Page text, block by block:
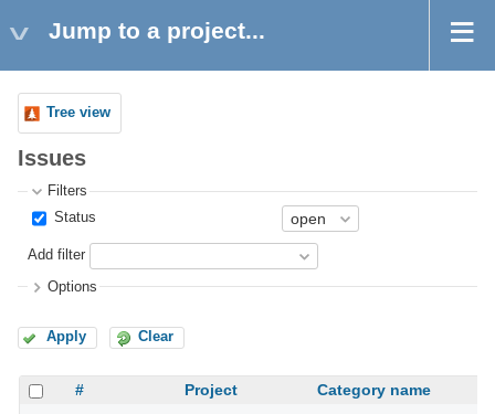
Jump to a project...
Tree view
Issues
Filters
Status
Add filter
Options
Apply Clear
# Project Category name